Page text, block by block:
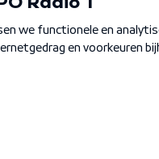
Privacybeleid